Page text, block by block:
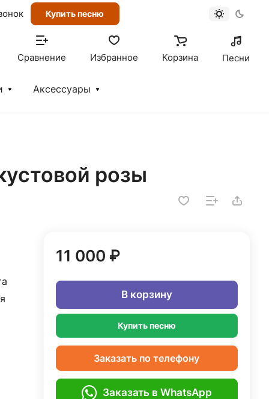
Купить песню
Сравнение Избранное Корзина Песни
Аксессуары
розы
11 000 ₽
В корзину
Купить песню
Заказать по телефону
Заказать в WhatsApp